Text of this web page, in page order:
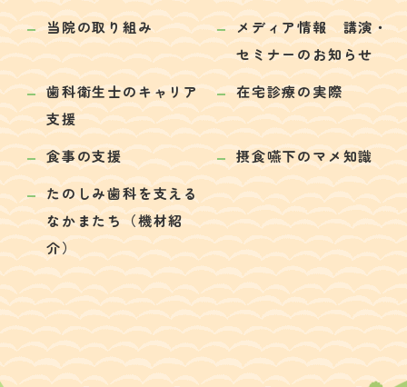
当院の取り組み
メディア情報 講演・
セミナーのお知らせ
歯科衛生士のキャリア
支援
在宅診療の実際
食事の支援
摂食嚥下のマメ知識
たのしみ歯科を支える
なかまたち（機材紹
介）